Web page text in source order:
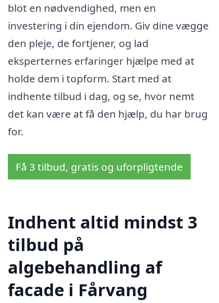
blot en nødvendighed, men en
investering i din ejendom. Giv dine vægge
den pleje, de fortjener, og lad
eksperternes erfaringer hjælpe med at
holde dem i topform. Start med at
indhente tilbud i dag, og se, hvor nemt
det kan være at få den hjælp, du har brug
for.
Få 3 tilbud, gratis og uforpligtende
Indhent altid mindst 3
tilbud på
algebehandling af
facade i Fårvang